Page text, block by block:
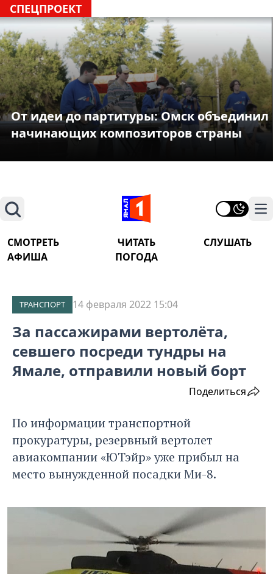
СПЕЦПРОЕКТ
От идеи до партитуры: Омск объединил
начинающих композиторов страны
Поиск
СМОТРЕТЬ ЧИТАТЬ
СЛУШАТЬ
АФИША
ПОГОДА
ТРАНСПОРТ 14 февраля 2022 15:04
За пассажирами вертолёта,
севшего посреди тундры на
Ямале, отправили новый борт
Поделиться
По информации транспортной
прокуратуры, резервный вертолет
авиакомпании «ЮТэйр» уже прибыл на
место вынужденной посадки Ми-8.